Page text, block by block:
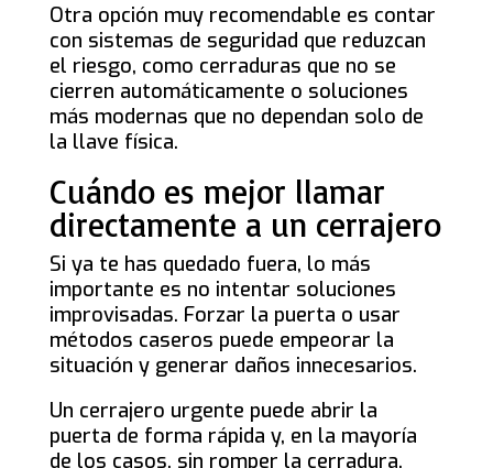
Otra opción muy recomendable es contar
con sistemas de seguridad que reduzcan
el riesgo, como cerraduras que no se
cierren automáticamente o soluciones
más modernas que no dependan solo de
la llave física.
Cuándo es mejor llamar
directamente a un cerrajero
Si ya te has quedado fuera, lo más
importante es no intentar soluciones
improvisadas. Forzar la puerta o usar
métodos caseros puede empeorar la
situación y generar daños innecesarios.
Un cerrajero urgente puede abrir la
puerta de forma rápida y, en la mayoría
de los casos, sin romper la cerradura.